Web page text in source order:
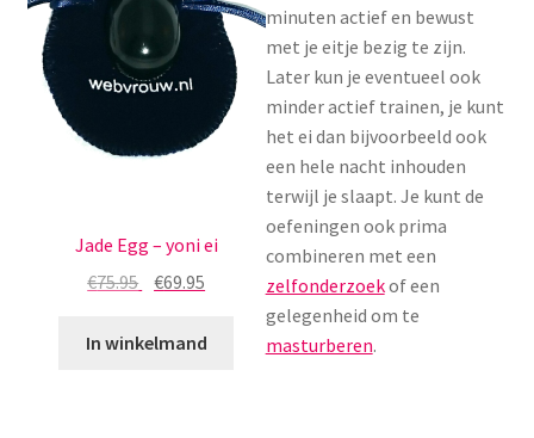
Menstruatiepijn
Menstruatiesponsjes
Seksualiteit
Stimulatie, vibrators
Verzorgingsproducten
Jade Egg – yoni ei
€75.95 €69.95
In winkelmand
minuten actief en bewust
met je eitje bezig te zijn.
Later kun je eventueel ook
minder actief trainen, je kunt
het ei dan bijvoorbeeld ook
een hele nacht inhouden
terwijl je slaapt. Je kunt de
oefeningen ook prima
combineren met een
zelfonderzoekof een
gelegenheid om te
masturberen.